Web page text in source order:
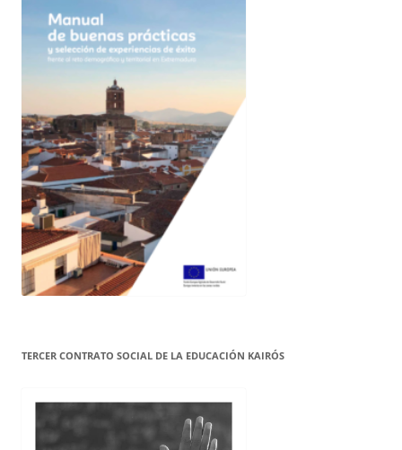
TERCER CONTRATO SOCIAL DE LA EDUCACIÓN KAIRÓS